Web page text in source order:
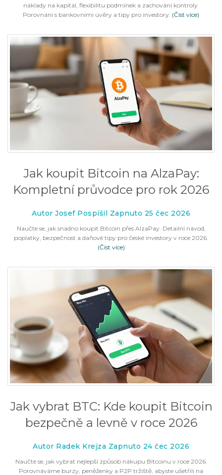
náklady na kapitál, flexibilitu podmínek a zachování kontroly.
Porovnání s bankovními úvěry a tipy pro investory. (Číst více)
Jak koupit Bitcoin na AlzaPay:
Kompletní průvodce pro rok 2026
Autor Josef Pospíšil Zapnuto 25 čec 2026
Naučte se, jak snadno koupit Bitcoin přes AlzaPay. Detailní návod,
poplatky, bezpečnost a daňové tipy pro české investory v roce 2026.
(Číst více)
Jak vybrat BTC: Kde koupit Bitcoin
bezpečně a levně v roce 2026
Autor Radek Krejza Zapnuto 24 čec 2026
Naučte se, jak vybrat nejlepší způsob nákupu Bitcoinu v roce 2026.
Porovnáváme burzy, peněženky a P2P tržiště, abyste ušetřili na